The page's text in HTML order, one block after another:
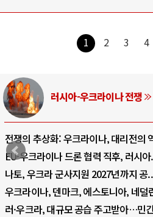
1 2 3 4
러시아-우크라이나 전쟁
전쟁의 추상화: 우크라이나, 대리전의
EU·우크라이나 드론 협력 직후, 러시
나토, 우크라 군사지원 2027년까지 공..
우크라이나, 덴마크, 에스토니아, 네덜
러·우크라, 대규모 공습 주고받아…민